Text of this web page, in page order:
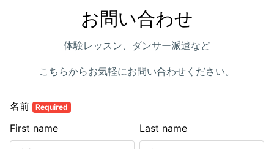
お問い合わせ
体験レッスン、ダンサー派遣など
こちらからお気軽にお問い合わせください。
名前 Required
Last name
First name